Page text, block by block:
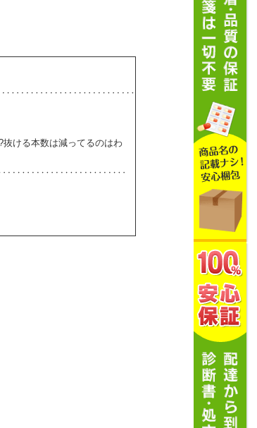
ける本数は減ってるのはわ